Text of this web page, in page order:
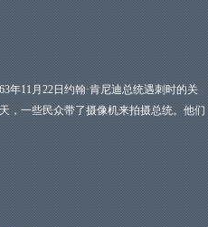
年11月22日约翰·肯尼迪总统遇刺时的关
，一些民众带了摄像机来拍摄总统。他们